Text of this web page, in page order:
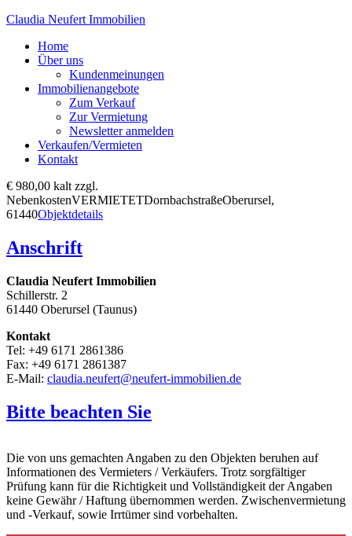
Claudia Neufert Immobilien
Home
Über uns
Kundenmeinungen
Immobilienangebote
Zum Verkauf
Zur Vermietung
Newsletter anmelden
Verkaufen/Vermieten
Kontakt
€ 980,00 kalt zzgl.
NebenkostenVERMIETETDornbachstraßeOberursel,
61440Objektdetails
Anschrift
Claudia Neufert Immobilien
Schillerstr. 2
61440 Oberursel (Taunus)
Kontakt
Tel: +49 6171 2861386
Fax: +49 6171 2861387
E-Mail: claudia.neufert@neufert-immobilien.de
Bitte beachten Sie
Die von uns gemachten Angaben zu den Objekten beruhen auf
Informationen des Vermieters / Verkäufers. Trotz sorgfältiger
Prüfung kann für die Richtigkeit und Vollständigkeit der Angaben
keine Gewähr / Haftung übernommen werden. Zwischenvermietung
und -Verkauf, sowie Irrtümer sind vorbehalten.